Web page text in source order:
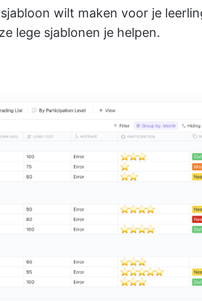
wilt maken voor je
lege sjablonen je helpen.